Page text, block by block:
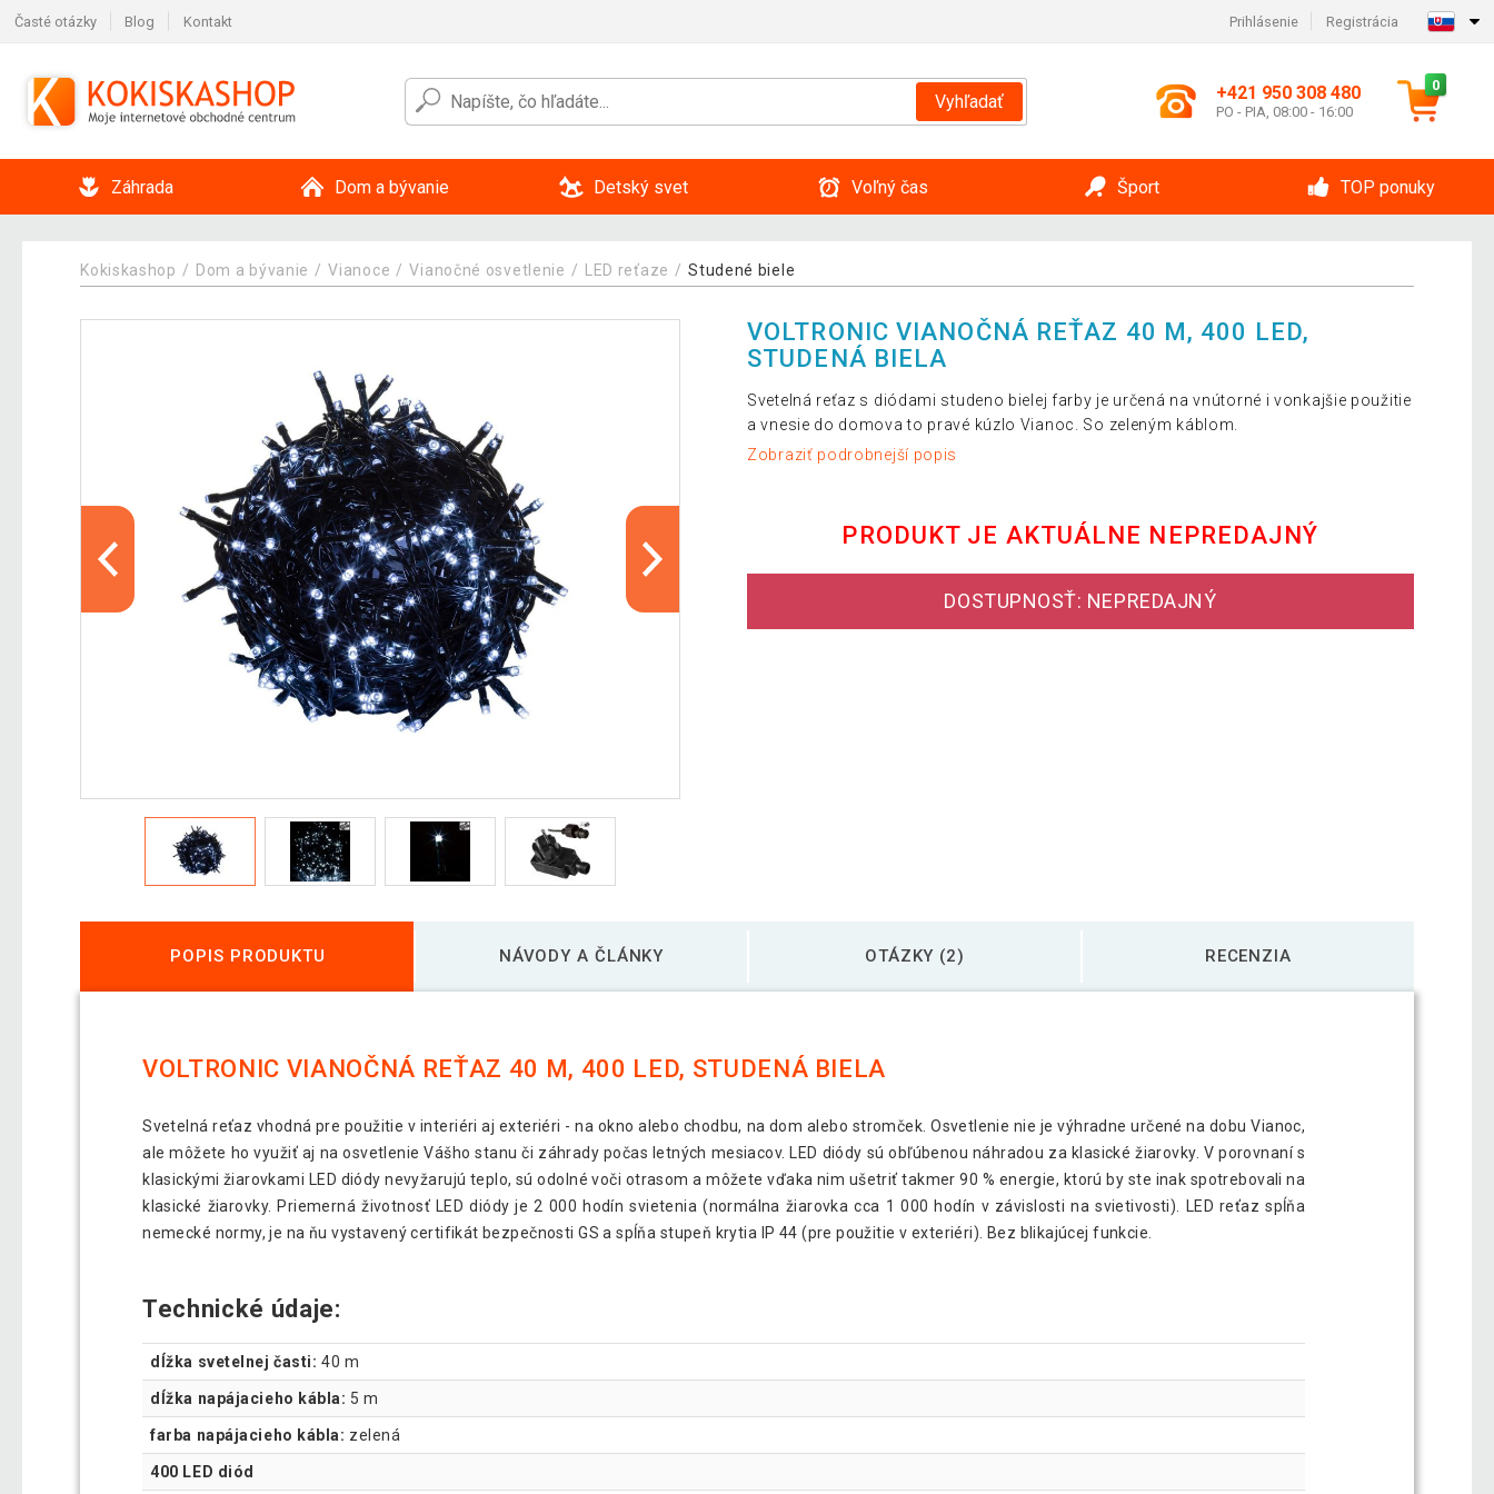
Časté otázky Blog Kontakt Prihlásenie Registrácia
Vyhľadať +421 950 308 480
PO - PIA, 08:00 - 16:00
0
Záhrada Dom a bývanie Detský svet Voľný čas Šport TOP ponuky
Kokiskashop Dom a bývanie Vianoce Vianočné osvetlenie LED reťaze Studené biele
VOLTRONIC VIANOČNÁ REŤAZ 40 M, 400 LED,
STUDENÁ BIELA
Svetelná reťaz s diódami studeno bielej farby je určená na vnútorné i vonkajšie použitie
a vnesie do domova to pravé kúzlo Vianoc. So zeleným káblom.
Zobraziť podrobnejší popis
PRODUKT JE AKTUÁLNE NEPREDAJNÝ
DOSTUPNOSŤ: NEPREDAJNÝ
POPIS PRODUKTU NÁVODY A ČLÁNKY OTÁZKY (2) RECENZIA
VOLTRONIC VIANOČNÁ REŤAZ 40 M, 400 LED, STUDENÁ BIELA
Svetelná reťaz vhodná pre použitie v interiéri aj exteriéri - na okno alebo chodbu, na dom alebo stromček. Osvetlenie nie je výhradne určené na dobu Vianoc,
ale môžete ho využiť aj na osvetlenie Vášho stanu či záhrady počas letných mesiacov. LED diódy sú obľúbenou náhradou za klasické žiarovky. V porovnaní s
klasickými žiarovkami LED diódy nevyžarujú teplo, sú odolné voči otrasom a môžete vďaka nim ušetriť takmer 90 % energie, ktorú by ste inak spotrebovali na
klasické žiarovky. Priemerná životnosť LED diódy je 2 000 hodín svietenia (normálna žiarovka cca 1 000 hodín v závislosti na svietivosti). LED reťaz spĺňa
nemecké normy, je na ňu vystavený certifikát bezpečnosti GS a spĺňa stupeň krytia IP 44 (pre použitie v exteriéri). Bez blikajúcej funkcie.
Technické údaje:
dĺžka svetelnej časti: 40 m
dĺžka napájacieho kábla: 5 m
farba napájacieho kábla: zelená
400 LED diód